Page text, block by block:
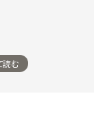
読む